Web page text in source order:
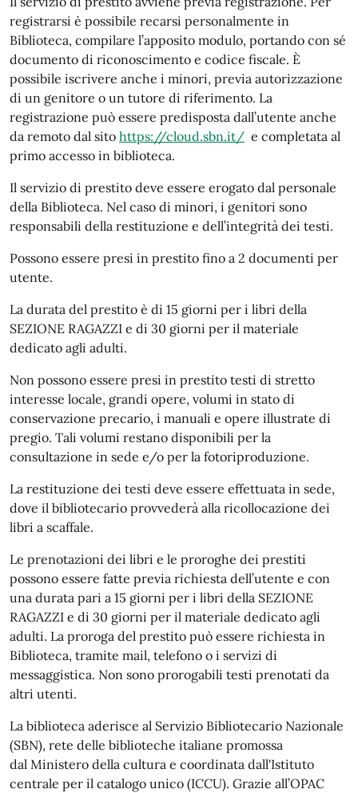
registrarsi è possibile recarsi personalmente in
Biblioteca, compilare l’apposito modulo, portando con sé
documento di riconoscimento e codice fiscale. È
possibile iscrivere anche i minori, previa autorizzazione
di un genitore o un tutore di riferimento. La
registrazione può essere predisposta dall’utente anche
da remoto dal sito https://cloud.sbn.it/ e completata al
primo accesso in biblioteca.
Il servizio di prestito deve essere erogato dal personale
della Biblioteca. Nel caso di minori, i genitori sono
responsabili della restituzione e dell’integrità dei testi.
Possono essere presi in prestito fino a 2 documenti per
utente.
La durata del prestito è di 15 giorni per i libri della
SEZIONE RAGAZZI e di 30 giorni per il materiale
dedicato agli adulti.
Non possono essere presi in prestito testi di stretto
interesse locale, grandi opere, volumi in stato di
conservazione precario, i manuali e opere illustrate di
pregio. Tali volumi restano disponibili per la
consultazione in sede e/o per la fotoriproduzione.
La restituzione dei testi deve essere effettuata in sede,
dove il bibliotecario provvederà alla ricollocazione dei
libri a scaffale.
Le prenotazioni dei libri e le proroghe dei prestiti
possono essere fatte previa richiesta dell’utente e con
una durata pari a 15 giorni per i libri della SEZIONE
RAGAZZI e di 30 giorni per il materiale dedicato agli
adulti. La proroga del prestito può essere richiesta in
Biblioteca, tramite mail, telefono o i servizi di
messaggistica. Non sono prorogabili testi prenotati da
altri utenti.
La biblioteca aderisce al Servizio Bibliotecario Nazionale
(SBN), rete delle biblioteche italiane promossa
dal Ministero della cultura e coordinata dall'Istituto
centrale per il catalogo unico (ICCU). Grazie all’OPAC